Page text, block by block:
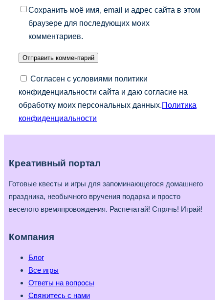
Сохранить моё имя, email и адрес сайта в этом
браузере для последующих моих
комментариев.
Согласен с условиями политики
конфиденциальности сайта и даю согласие на
обработку моих персональных данных. Политика
конфиденциальности
Креативный портал
Готовые квесты и игры для запоминающегося домашнего
праздника, необычного вручения подарка и просто
веселого времяпровождения. Распечатай! Спрячь! Играй!
Компания
Блог
Все игры
Ответы на вопросы
Свяжитесь с нами